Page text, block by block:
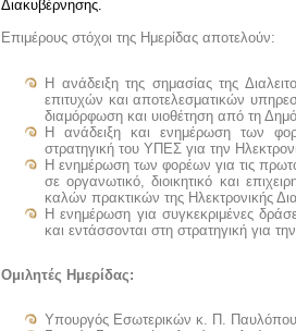
Διακυβέρνησης.
Επιμέρους στόχοι της Ημερίδας αποτελούν:
Η ανάδειξη της σημασίας της
επιτυχών και αποτελεσματικών
διαμόρφωση και υιοθέτηση από τη
Η ανάδειξη και ενημέρωση των
στρατηγική του ΥΠΕΣ για την
Η ενημέρωση των φορέων για τις
σε οργανωτικό, διοικητικό και
καλών πρακτικών της Ηλεκτρονικής
Η ενημέρωση για συγκεκριμένες
και εντάσσονται στη στρατηγική για
Oμιλητές Ημερίδας:
Υπουργός Εσωτερικών κ. Π.